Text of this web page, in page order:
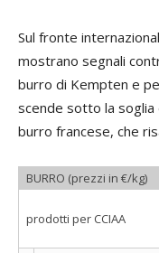
Sul fronte
mostrano segnali
burro di Kempten e
scende sotto la soglia
burro francese, che
BURRO (prezzi in €/kg)
prodotti per CCIAA